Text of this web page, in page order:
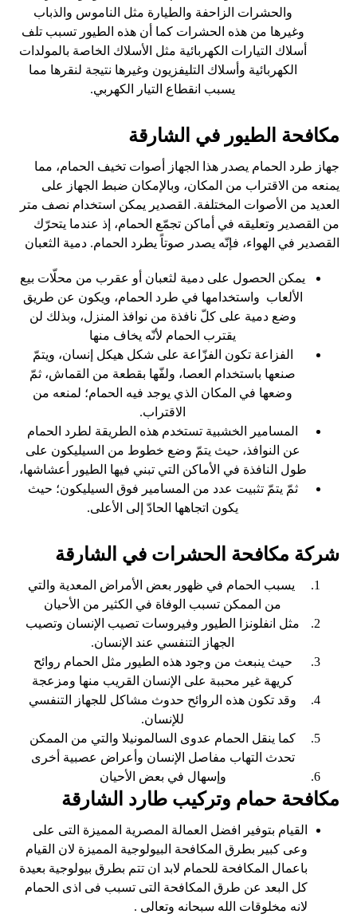
والحشرات الزاحفة والطيارة مثل الناموس والذباب
وغيرها من هذه الحشرات كما أن هذه الطيور تسبب تلف
أسلاك التيارات الكهربائية مثل الأسلاك الخاصة بالمولدات
الكهربائية وأسلاك التليفزيون وغيرها نتيجة لنقرها مما
يسبب انقطاع التيار الكهربي.
مكافحة الطيور في الشارقة
جهاز طرد الحمام يصدر هذا الجهاز أصوات تخيف الحمام، مما
يمنعه من الاقتراب من المكان، وبالإمكان ضبط الجهاز على
العديد من الأصوات المختلفة. القصدير يمكن استخدام نصف متر
من القصدير وتعليقه في أماكن تجمّع الحمام، إذ عندما يتحرّك
القصدير في الهواء، فإنّه يصدر صوتاً يطرد الحمام. دمية الثعبان
يمكن الحصول على دمية لثعبان أو عقرب من محلّات بيع
الألعاب واستخدامها في طرد الحمام، ويكون عن طريق
وضع دمية على كلّ نافذة من نوافذ المنزل، وبذلك لن
يقترب الحمام لأنّه يخاف منها
الفزاعة تكون الفزّاعة على شكل هيكل إنسان، ويتمّ
صنعها باستخدام العصا، ولفّها بقطعة من القماش، ثمّ
وضعها في المكان الذي يوجد فيه الحمام؛ لمنعه من
الاقتراب.
المسامير الخشبية تستخدم هذه الطريقة لطرد الحمام
عن النوافذ، حيث يتمّ وضع خطوط من السيليكون على
طول النافذة في الأماكن التي تبني فيها الطيور أعشاشها،
ثمّ يتمّ تثبيت عدد من المسامير فوق السيليكون؛ حيث
يكون اتجاهها الحادّ إلى الأعلى.
شركة مكافحة الحشرات في الشارقة
يسبب الحمام في ظهور بعض الأمراض المعدية والتي
من الممكن تسبب الوفاة في الكثير من الأحيان
مثل انفلونزا الطيور وفيروسات تصيب الإنسان وتصيب
الجهاز التنفسي عند الإنسان.
حيث ينبعث من وجود هذه الطيور مثل الحمام روائح
كريهة غير محببة على الإنسان القريب منها ومزعجة
وقد تكون هذه الروائح حدوث مشاكل للجهاز التنفسي
للإنسان.
كما ينقل الحمام عدوى السالمونيلا والتي من الممكن
تحدث التهاب مفاصل الإنسان وأعراض عصبية أخرى
وإسهال في بعض الأحيان
مكافحة حمام وتركيب طارد الشارقة
القيام بتوفير افضل العمالة المصرية المميزة التى على
وعى كبير بطرق المكافحة البيولوجية المميزة لان القيام
باعمال المكافحة للحمام لابد ان تتم بطرق بيولوجية بعيدة
كل البعد عن طرق المكافحة التى تسبب فى اذى الحمام
لانه مخلوقات الله سبحانه وتعالى .